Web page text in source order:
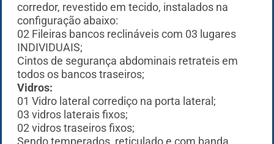
corredor, revestido em tecido, instalados na
configuração abaixo:
02 Fileiras bancos reclináveis com 03 lugares
INDIVIDUAIS;
Cintos de segurança abdominais retrateis em
todos os bancos traseiros;
Vidros:
01 Vidro lateral corrediço na porta lateral;
03 vidros laterais fixos;
02 vidros traseiros fixos;
Sendo temperados, reticulado e com banda